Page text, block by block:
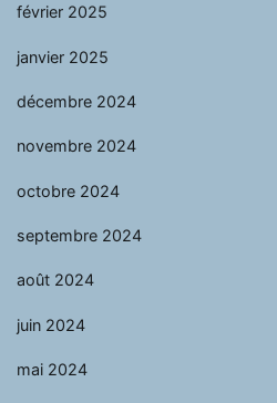
février 2025
janvier 2025
décembre 2024
novembre 2024
octobre 2024
septembre 2024
août 2024
juin 2024
mai 2024